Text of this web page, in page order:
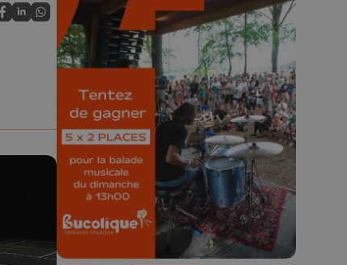
Partagez sur FaceBook
Partagez sur LinkedIn
Partagez sur Whatsapp
🎁 Gagnez 5x2
places pour le
Bucolique Ferrières
Festival 🌿🎶
Concours valable jusqu'au 9 août,
23h59.